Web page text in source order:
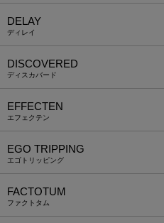
DELAY
ディレイ
DISCOVERED
ディスカバード
EFFECTEN
エフェクテン
EGO TRIPPING
エゴトリッピング
FACTOTUM
ファクトタム